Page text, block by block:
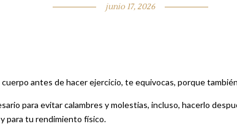
junio 17, 2026
antes de hacer ejercicio, te equivocas, porque
para evitar calambres y molestias, incluso, hacerlo
para tu rendimiento físico.